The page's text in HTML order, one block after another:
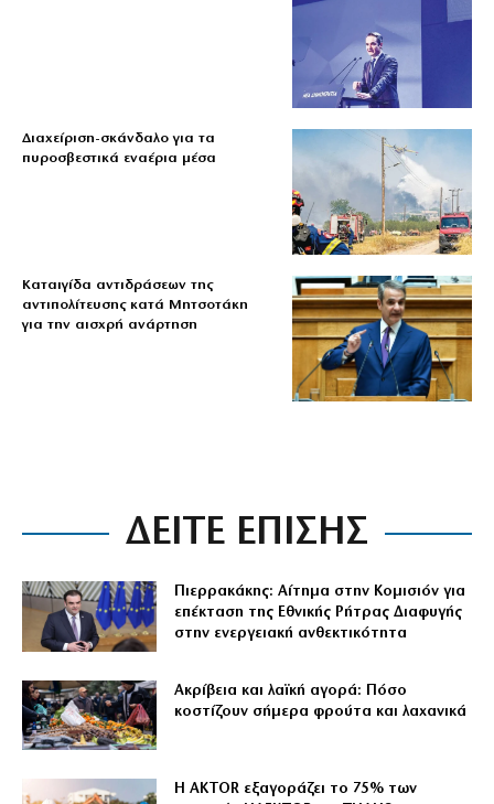
Διαχείριση-σκάνδαλο για τα
πυροσβεστικά εναέρια μέσα
Καταιγίδα αντιδράσεων της
αντιπολίτευσης κατά Μητσοτάκη
για την αισχρή ανάρτηση
ΔΕΙΤΕ ΕΠΙΣΗΣ
Πιερρακάκης: Αίτημα στην Κομισιόν για
επέκταση της Εθνικής Ρήτρας Διαφυγής
στην ενεργειακή ανθεκτικότητα
Ακρίβεια και λαϊκή αγορά: Πόσο
κοστίζουν σήμερα φρούτα και λαχανικά
Η AKTOR εξαγοράζει το 75% των